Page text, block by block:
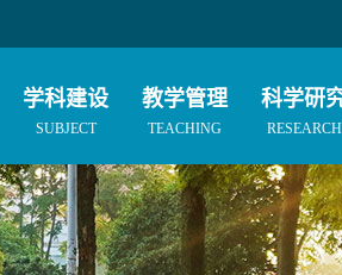
学科建设
SUBJECT
教学管理
TEACHING
科学研
RESEARCH